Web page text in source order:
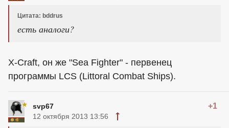
Цитата: bddrus
есть аналоги?
X-Craft, он же "Sea Fighter" - первенец
программы LCS (Littoral Combat Ships).
svp67 +1
12 октября 2013 13:56